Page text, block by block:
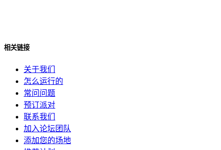
相关链接
关于我们
怎么运行的
常问问题
预订派对
联系我们
加入论坛团队
添加您的场地